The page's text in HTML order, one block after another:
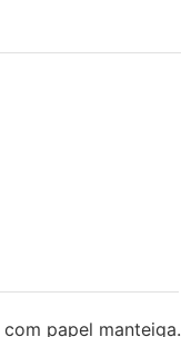
papel manteiga.